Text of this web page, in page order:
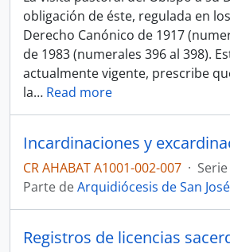
obligación de éste, regulada en
Derecho Canónico de 1917
de 1983 (numerales 396 al 398).
actualmente vigente, prescribe
la… Read more
CR AHABAT A1001-002-007 · Serie
Parte deArquidiócesis de San José
Registros de licencias